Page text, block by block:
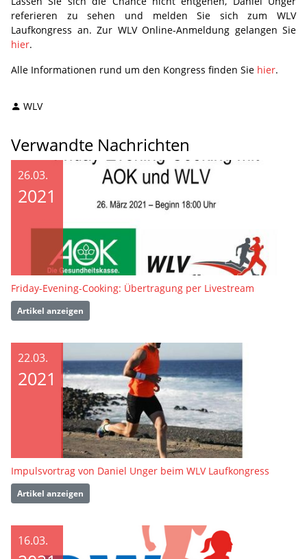
referieren zu sehen und melden Sie sich zum WLV
Laufkongress an. Zur WLV Online-Anmeldung gelangen Sie
hier.
Alle Informationen rund um den Kongress finden Sie hier.
WLV
Verwandte Nachrichten
26.03.
2021
Friday-Evening-Cooking: Übertragung per Livestream
Artikel anzeigen
22.03.
2021
Impulsvortrag von Daniel Unger beim WLV Laufkongress
Artikel anzeigen
16.03.